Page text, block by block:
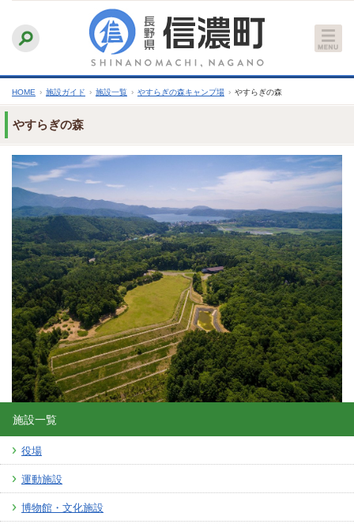
文
へ
ふりがなをつける
文字サイズ
縮小 標準 拡大
HOME › 施設ガイド › 施設一覧 › やすらぎの森キャンプ場 › やすらぎの森
やすらぎの森
施設一覧
役場
運動施設
博物館・文化施設